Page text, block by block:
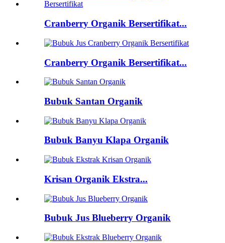
Cranberry Organik Bersertifikat...
Cranberry Organik Bersertifikat...
Bubuk Santan Organik
Bubuk Banyu Klapa Organik
Krisan Organik Ekstra...
Bubuk Jus Blueberry Organik